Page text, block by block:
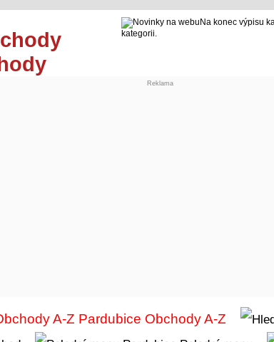
Na konec výpisu
kategorii.
Reklama
Obchody A-Z